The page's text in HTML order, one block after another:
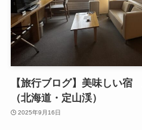
【旅行ブログ】美味しい
（北海道・定山渓）
2025年9月16日